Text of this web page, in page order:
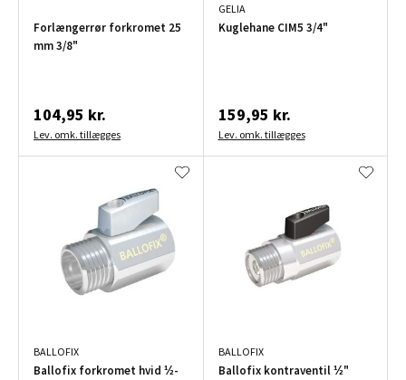
Forlængerrør forkromet 25
mm 3/8"
104,95 kr.
Lev. omk. tillægges
GELIA
Kuglehane CIM5 3/4"
159,95 kr.
Lev. omk. tillægges
BALLOFIX
Ballofix forkromet hvid ½-
BALLOFIX
Ballofix kontraventil ½"